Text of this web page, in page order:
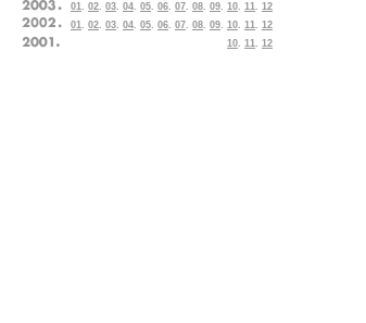
01. 02. 03. 04. 05. 06. 07. 08. 09. 10. 11. 12
01. 02. 03. 04. 05. 06. 07. 08. 09. 10. 11. 12
10. 11. 12